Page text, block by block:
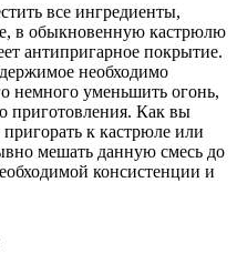
все ингредиенты,
в обыкновенную кастрюлю
антипригарное покрытие.
необходимо
немного уменьшить огонь,
приготовления. Как вы
к кастрюле или
мешать данную смесь до
консистенции и